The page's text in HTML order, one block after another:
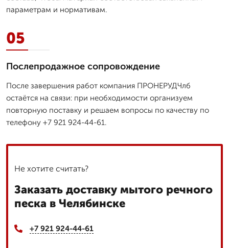
параметрам и нормативам.
05
Послепродажное сопровождение
После завершения работ компания ПРОНЕРУДЧлб
остаётся на связи: при необходимости организуем
повторную поставку и решаем вопросы по качеству по
телефону +7 921 924-44-61.
Не хотите считать?
Заказать доставку мытого речного
песка в Челябинске
+7 921 924-44-61